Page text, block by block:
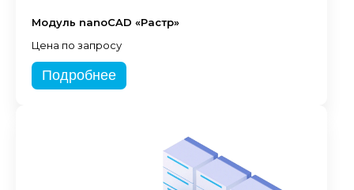
Модуль nanoCAD «Растр»
Цена по запросу
Подробнее